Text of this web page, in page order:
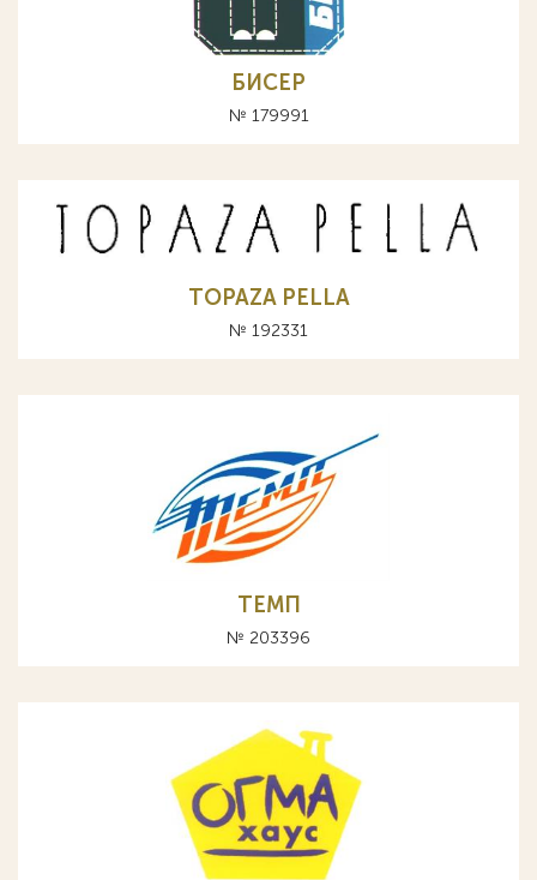
БИСЕР
№ 179991
TOPAZA PELLA
№ 192331
ТЕМП
№ 203396